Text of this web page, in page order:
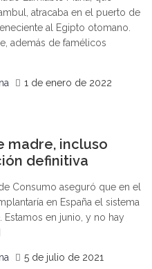
atracaba en el puerto de
al Egipto otomano.
además de famélicos
1 de enero de 2022
madre, incluso
definitiva
Consumo aseguró que en el
en España el sistema
en junio, y no hay
5 de julio de 2021